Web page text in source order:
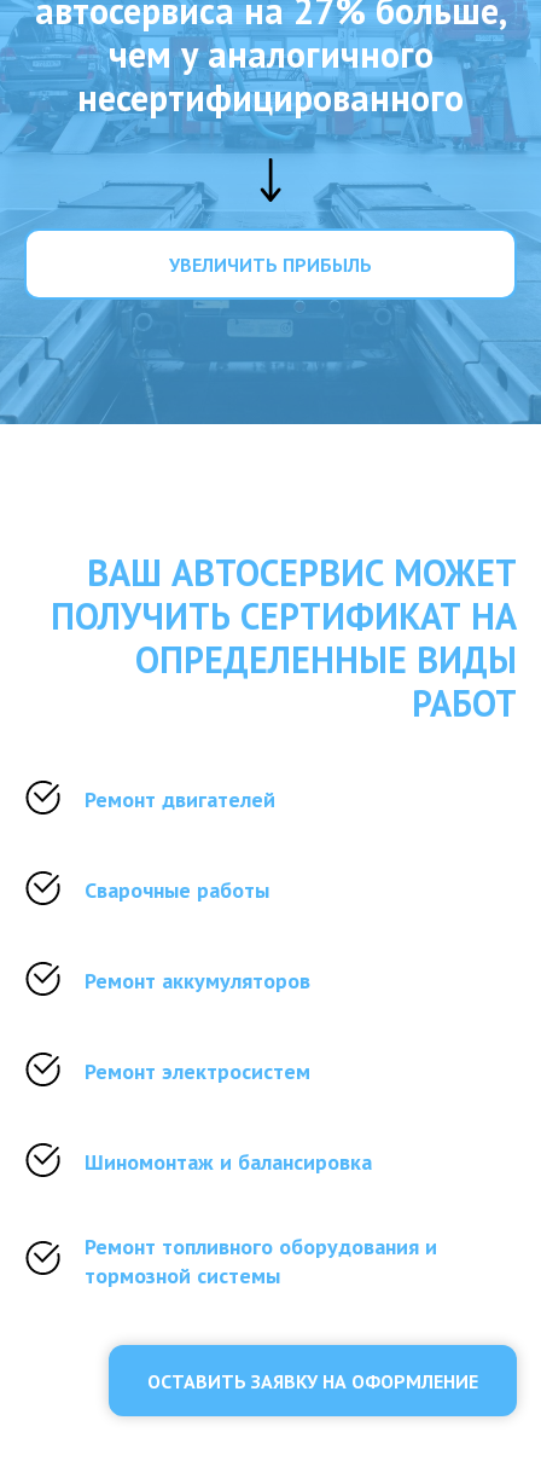
автосервиса на 27% больше,
чем у аналогичного
несертифицированного
УВЕЛИЧИТЬ ПРИБЫЛЬ
ВАШ АВТОСЕРВИС МОЖЕТ
ПОЛУЧИТЬ СЕРТИФИКАТ НА
ОПРЕДЕЛЕННЫЕ ВИДЫ
РАБОТ
Ремонт двигателей
Сварочные работы
Ремонт аккумуляторов
Ремонт электросистем
Шиномонтаж и балансировка
Ремонт топливного оборудования и
тормозной системы
ОСТАВИТЬ ЗАЯВКУ НА ОФОРМЛЕНИЕ